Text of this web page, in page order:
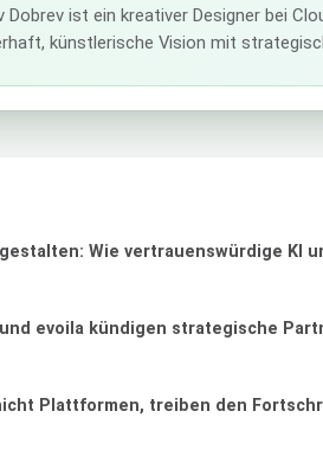
Dobrev ist ein kreativer Designer bei
künstlerische Vision mit
Wie vertrauenswürdige KI
evoila kündigen strategische
Plattformen, treiben den